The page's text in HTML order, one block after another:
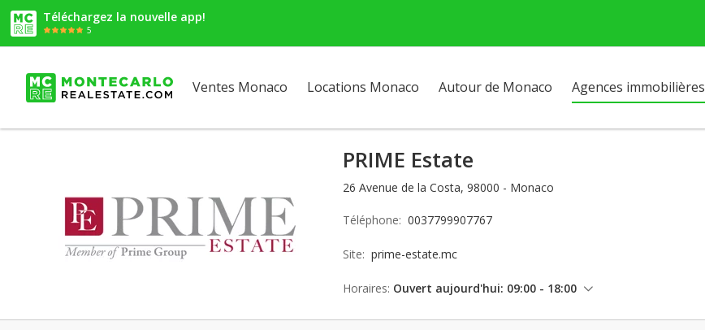
Téléchargez la nouvelle app!
5
Ventes Monaco Locations Monaco Autour de Monaco Agences immobilières
PRIME Estate
26 Avenue de la Costa, 98000 - Monaco
Téléphone: 0037799907767
Site: prime-estate.mc
Horaires: Ouvert aujourd'hui: 09:00 - 18:00